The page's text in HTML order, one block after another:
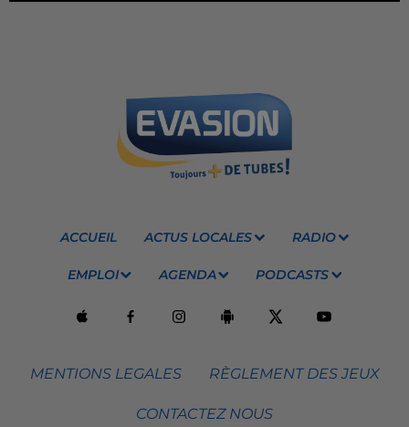
ACCUEIL ACTUS LOCALES RADIO
EMPLOI AGENDA PODCASTS
MENTIONS LEGALES RÈGLEMENT DES JEUX
CONTACTEZ NOUS